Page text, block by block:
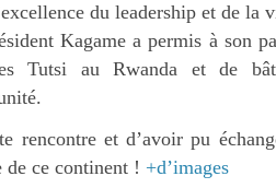
du leadership et de la
Kagame a permis à son
Tutsi au Rwanda et de
rencontre et d’avoir pu
de ce continent ! +d’images